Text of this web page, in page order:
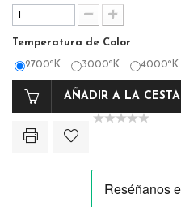
Temperatura de Color
2700ºK 3000ºK 4000ºK
AÑADIR A LA CESTA